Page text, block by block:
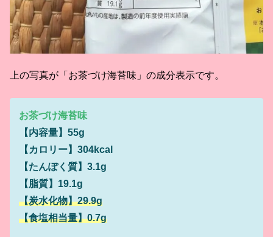
上の写真が「お茶づけ海苔味」の成分表示です。
お茶づけ海苔味
【内容量】55g
【カロリー】304kcal
【たんぽく質】3.1g
【脂質】19.1g
【炭水化物】29.9g
【食塩相当量】0.7g